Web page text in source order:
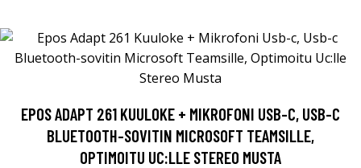
EPOS ADAPT 261 KUULOKE + MIKROFONI USB-C, USB-C
BLUETOOTH-SOVITIN MICROSOFT TEAMSILLE,
OPTIMOITU UC:LLE STEREO MUSTA